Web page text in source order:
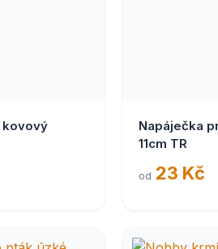
kovový
Napáječka
11cm TR
od 23 Kč